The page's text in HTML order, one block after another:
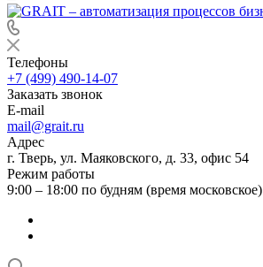
Телефоны
+7 (499) 490-14-07
Заказать звонок
E-mail
mail@grait.ru
Адрес
г. Тверь, ул. Маяковского, д. 33, офис 54
Режим работы
9:00 – 18:00 по будням (время московское)